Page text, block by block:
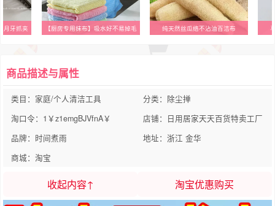
月牙抓夹 【厨房专用抹布】吸水好不易掉毛 纯天然丝瓜络不沾油百洁布
商品描述与属性
类目：家庭/个人清洁工具
分类：除尘掸
淘口令：1￥z1emgBJVfnA￥
店铺：日用居家天天百货特卖工厂
品牌：时间煮雨
地址：浙江 金华
商城：淘宝
收起内容↑ 淘宝优惠购买